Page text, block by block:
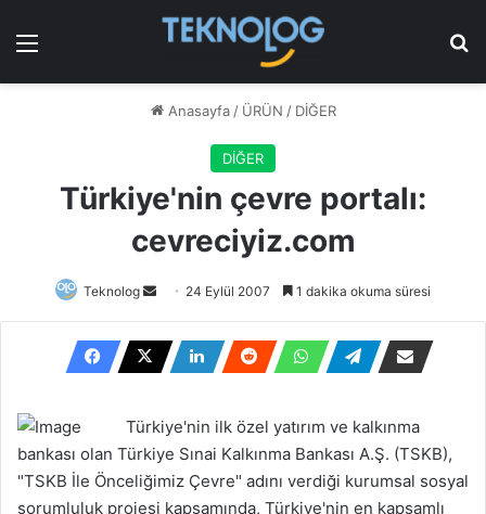
Menü
Anasayfa / ÜRÜN / DİĞER
DİĞER
Türkiye'nin çevre portalı:
cevreciyiz.com
Teknolog
Bir
posta
göndermek
24 Eylül 2007 1 dakika okuma süresi
Türkiye'nin ilk özel yatırım ve kalkınma
bankası olan Türkiye Sınai Kalkınma Bankası A.Ş. (TSKB),
"TSKB İle Önceliğimiz Çevre" adını verdiği kurumsal sosyal
sorumluluk projesi kapsamında, Türkiye'nin en kapsamlı